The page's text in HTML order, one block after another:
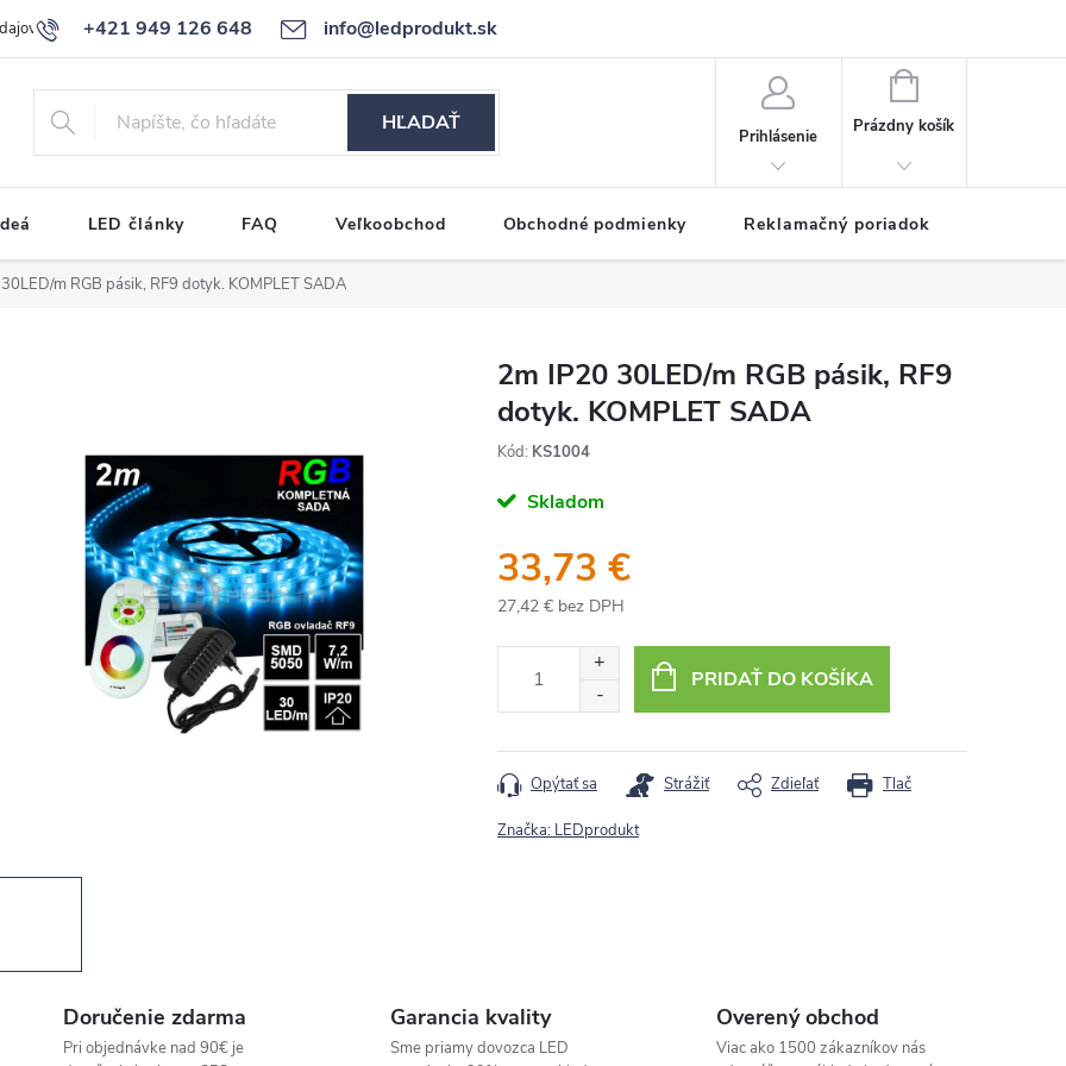
+421 949 126 648 info@ledprodukt.sk
Reklamačný poriadok
HĽADAŤ
Prihlásenie
NÁKUPNÝ
KOŠÍK
Prázdny košík
LED články FAQ Veľkoobchod Obchodné podmienky Reklamačný poriadok
m RGB pásik, RF9 dotyk. KOMPLET SADA
2m IP20 30LED/m RGB pásik, RF9
dotyk. KOMPLET SADA
Kód: KS1004
Skladom
33,73 €
27,42 € bez DPH
cena:
PRIDAŤ DO KOŠÍKA
Tlač
Opýtať sa Strážiť Zdieľať
Značka: LEDprodukt
Doručenie zdarma
Pri objednávke nad 90€ je
Garancia kvality
Sme priamy dovozca LED
Overený obchod
Viac ako 1500 zákazníkov nás